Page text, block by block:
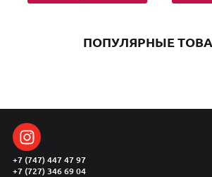
ПОПУЛЯРНЫЕ
+7 (747) 447 47 97
+7 (727) 346 69 04